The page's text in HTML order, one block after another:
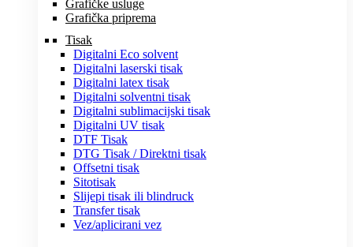
Grafičke usluge
Grafička priprema
Tisak
Digitalni Eco solvent
Digitalni laserski tisak
Digitalni latex tisak
Digitalni solventni tisak
Digitalni sublimacijski tisak
Digitalni UV tisak
DTF Tisak
DTG Tisak / Direktni tisak
Offsetni tisak
Sitotisak
Slijepi tisak ili blindruck
Transfer tisak
Vez/aplicirani vez